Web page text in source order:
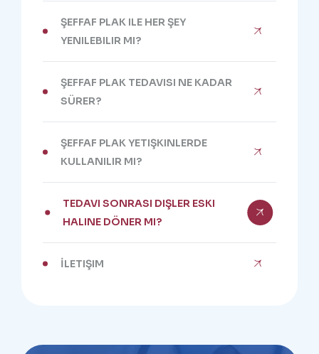
ŞEFFAF PLAK ILE HER ŞEY
YENILEBILIR MI?
ŞEFFAF PLAK TEDAVISI NE KADAR
SÜRER?
ŞEFFAF PLAK YETIŞKINLERDE
KULLANILIR MI?
TEDAVI SONRASI DIŞLER ESKI
HALINE DÖNER MI?
İLETIŞIM